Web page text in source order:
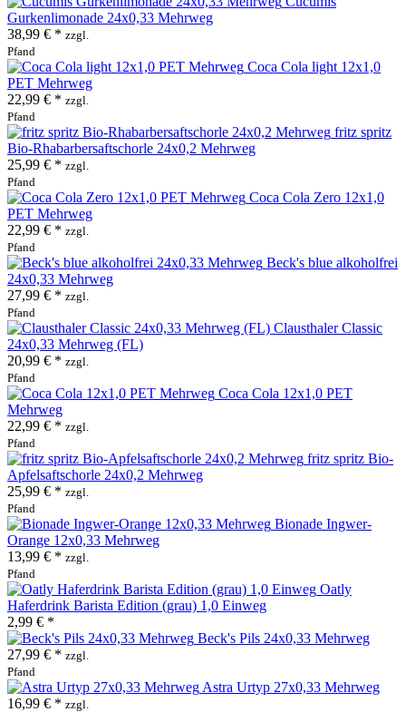
Gurkenlimonade 24x0,33 Mehrweg
38,99 € * zzgl.
Pfand
Coca Cola light 12x1,0
PET Mehrweg
22,99 € * zzgl.
Pfand
fritz spritz
Bio-Rhabarbersaftschorle 24x0,2 Mehrweg
25,99 € * zzgl.
Pfand
Coca Cola Zero 12x1,0
PET Mehrweg
22,99 € * zzgl.
Pfand
Beck's blue alkoholfrei
24x0,33 Mehrweg
27,99 € * zzgl.
Pfand
Clausthaler Classic
24x0,33 Mehrweg (FL)
20,99 € * zzgl.
Pfand
Coca Cola 12x1,0 PET
Mehrweg
22,99 € * zzgl.
Pfand
fritz spritz Bio-
Apfelsaftschorle 24x0,2 Mehrweg
25,99 € * zzgl.
Pfand
Bionade Ingwer-
Orange 12x0,33 Mehrweg
13,99 € * zzgl.
Pfand
Oatly
Haferdrink Barista Edition (grau) 1,0 Einweg
2,99 € *
Beck's Pils 24x0,33 Mehrweg
27,99 € * zzgl.
Pfand
Astra Urtyp 27x0,33 Mehrweg
16,99 € * zzgl.